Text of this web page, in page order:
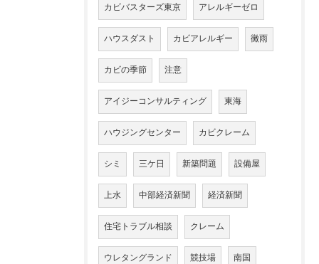
カビバスターズ東京 アレルギーゼロ
ハウスダスト カビアレルギー 黴雨
カビの季節 注意
アイジーコンサルティング 東海
ハウジングセンター カビクレーム
シミ 三ケ日 新築問題 設備屋
上水 中部経済新聞 経済新聞
住宅トラブル相談 クレーム
ウレタングランド 競技場 南国